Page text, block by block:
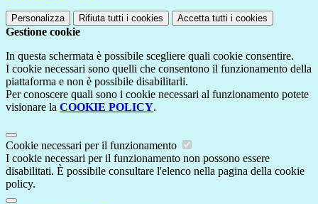
Personalizza Rifiuta tutti i cookies Accetta tutti i cookies
Gestione cookie
In questa schermata è possibile scegliere quali cookie consentire.
I cookie necessari sono quelli che consentono il funzionamento della
piattaforma e non è possibile disabilitarli.
Per conoscere quali sono i cookie necessari al funzionamento potete
visionare la COOKIE POLICY.
Cookie necessari per il funzionamento
I cookie necessari per il funzionamento non possono essere
disabilitati. È possibile consultare l'elenco nella pagina della cookie
policy.